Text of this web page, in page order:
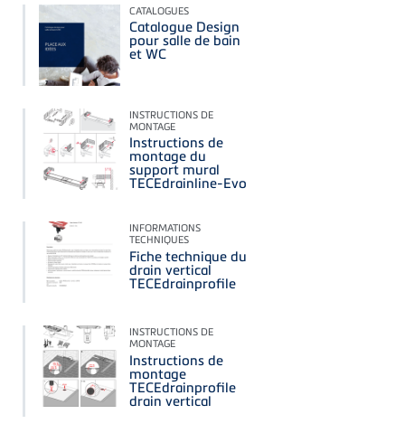
CATALOGUES
Catalogue Design
pour salle de bain
et WC
INSTRUCTIONS DE
MONTAGE
Instructions de
montage du
support mural
TECEdrainline-Evo
INFORMATIONS
TECHNIQUES
Fiche technique du
drain vertical
TECEdrainprofile
INSTRUCTIONS DE
MONTAGE
Instructions de
montage
TECEdrainprofile
drain vertical